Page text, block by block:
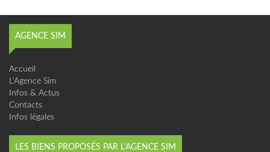
AGENCE SIM
Accueil
L'Agence Sim
Infos & Actus
Contacts
Infos légales
LES BIENS PROPOSÉS PAR L'AGENCE SIM